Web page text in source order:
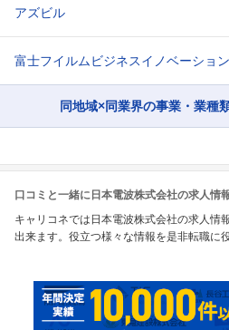
アズビル
富士フイルムビジネスイノベーション
同地域×同業界の事業・業種
口コミと一緒に日本電波株式会社の求人情
キャリコネでは日本電波株式会社の求人情
出来ます。役立つ様々な情報を是非転職に